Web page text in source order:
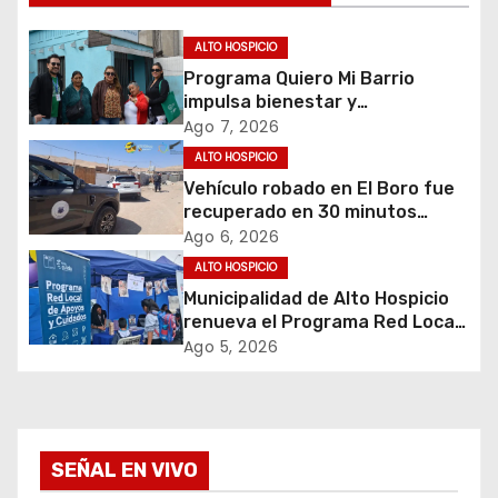
c
i
ó
n
d
e
e
r
ALTO HOSPICIO
Programa Quiero Mi Barrio
impulsa bienestar y
envejecimiento activo en
adultos mayores de Alto
Hospicio
Ago 7, 2026
ALTO HOSPICIO
Vehículo robado en El Boro fue
recuperado en 30 minutos
gracias a operativo coordinado
Ago 6, 2026
ALTO HOSPICIO
Municipalidad de Alto Hospicio
renueva el Programa Red Local
de Apoyos y Cuidados
Ago 5, 2026
SEÑAL EN VIVO